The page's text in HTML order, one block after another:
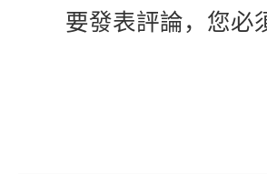
要發表評論，您必